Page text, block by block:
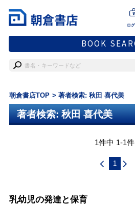
ロ
BOOK
朝倉書店TOP 著者検索: 秋田 喜代美
著者検索: 秋田 喜代美
1件中 1-1件
1
乳幼児の発達と保育